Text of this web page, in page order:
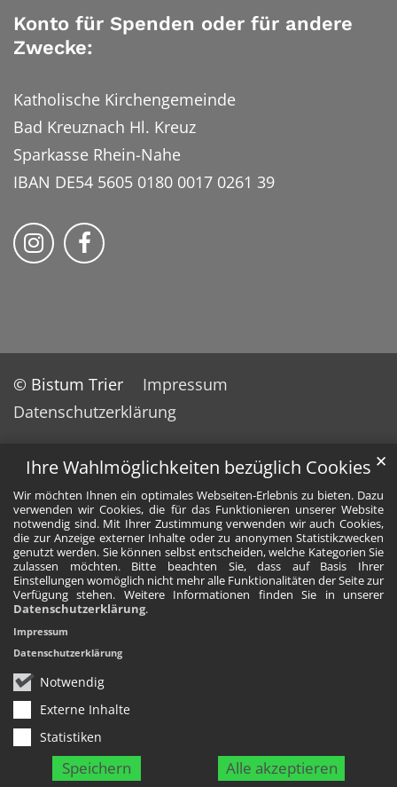
Ihre Wahlmöglichkeiten bezüglich Cookies
Wir möchten Ihnen ein optimales Webseiten-Erlebnis zu bieten. Dazu
verwenden wir Cookies, die für das Funktionieren unserer Website
notwendig sind. Mit Ihrer Zustimmung verwenden wir auch Cookies,
die zur Anzeige externer Inhalte oder zu anonymen Statistikzwecken
genutzt werden. Sie können selbst entscheiden, welche Kategorien Sie
zulassen möchten. Bitte beachten Sie, dass auf Basis Ihrer
Einstellungen womöglich nicht mehr alle Funktionalitäten der Seite zur
Verfügung stehen. Weitere Informationen finden Sie in unserer
Datenschutzerklärung.
Notwendig
Externe Inhalte
Statistiken
Speichern Alle akzeptieren
✕
Impressum
Datenschutzerklärung
Konto für Spenden oder für andere
Zwecke:
Katholische Kirchengemeinde
Bad Kreuznach Hl. Kreuz
Sparkasse Rhein-Nahe
IBAN DE54 5605 0180 0017 0261 39
Bistum Trier auf Instragram
Bistum Trier auf Facebook
© Bistum Trier
Impressum
Datenschutzerklärung